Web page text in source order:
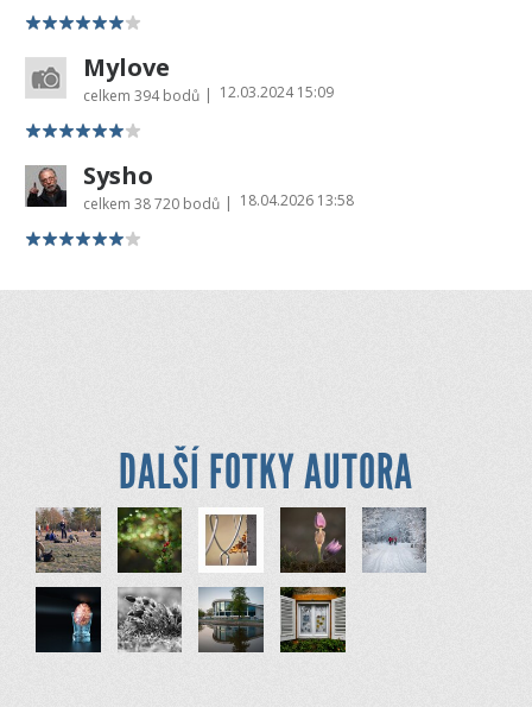
Mylove
celkem 394 bodů 12.03.2024 15:09
Sysho
celkem 38 720 bodů 18.04.2026 13:58
DALŠÍ FOTKY AUTORA